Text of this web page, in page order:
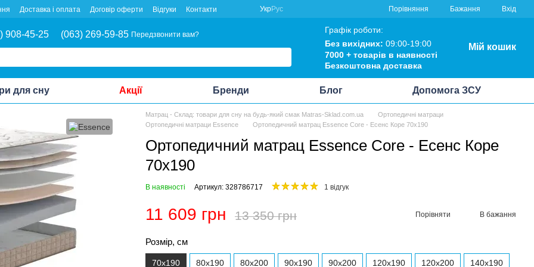
Доставка і оплата Договір оферти Відгуки Контакти УкрРус Порівняння Бажання Вхід
908-45-25 (063) 269-59-85 Передзвонити вам?
Графік роботи:
Без вихідних: 09:00-19:00
7000 + товарів в наявності
Безкоштовна доставка
Мій кошик
для сну Акції Бренди Блог Допомога ЗСУ
Матрац - Склад: товари для сну на будь-який смак Matras-Sklad.com.ua
Ортопедичні матраци
Ортопедичні матраци Essence
Ортопедичний матрац Essence Core - Есенс Коре 70x190
Ортопедичний матрац Essence Core - Есенс Коре
70x190
В наявності Артикул: 328786717 1 відгук
11 609 грн 13 350 грн Порівняти В бажання
Розмір, см
70x190 80x190 80x200 90x190 90x200 120x190 120x200 140x190